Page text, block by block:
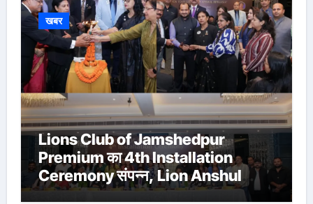
खबर
Lions Club of Jamshedpur
Premium का 4th Installation
Ceremony संपन्न, Lion Anshul
Ringasia ने संभाला अध्यक्ष पद